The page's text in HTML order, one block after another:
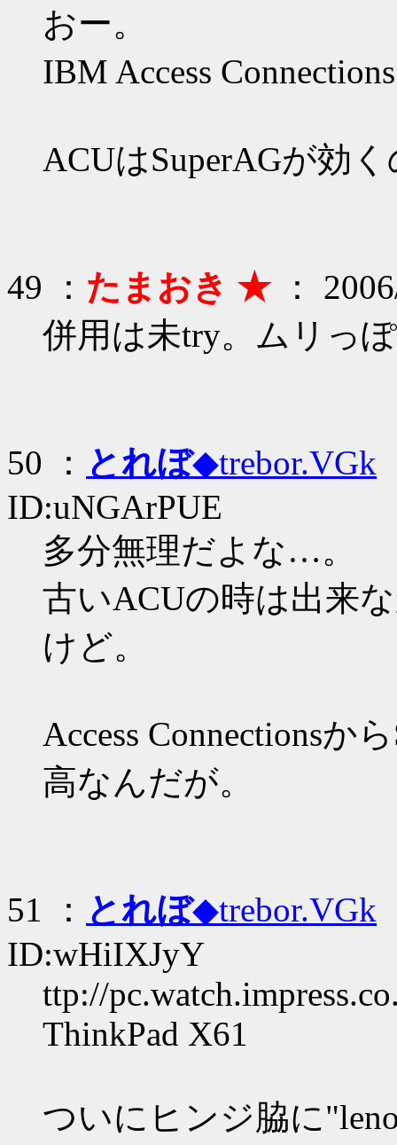
おー。
IBM Access
ACUはSuperAGが効
49 ： たまおき ★：
併用は未try。ムリっ
50 ： とれぼ◆trebor.VGk
ID:uNGArPUE
多分無理だよな…。
古いACUの時は出来
けど。
Access Connectionsか
高なんだが。
51 ： とれぼ◆trebor.VGk
ID:wHiIXJyY
ttp://
ThinkPad X61
ついにヒンジ脇に